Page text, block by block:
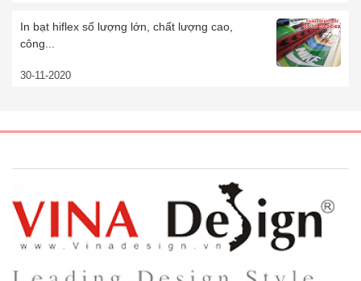
In bạt hiflex số lượng lớn, chất lượng cao,
công...
30-11-2020